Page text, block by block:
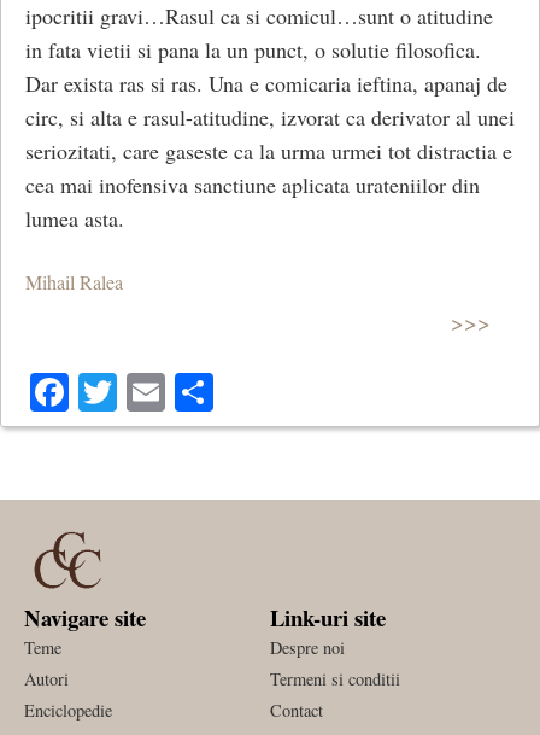
ipocritii gravi…Rasul ca si comicul…sunt o atitudine
in fata vietii si pana la un punct, o solutie filosofica.
Dar exista ras si ras. Una e comicaria ieftina, apanaj de
circ, si alta e rasul-atitudine, izvorat ca derivator al unei
seriozitati, care gaseste ca la urma urmei tot distractia e
cea mai inofensiva sanctiune aplicata urateniilor din
lumea asta.
Mihail Ralea
>>>
Facebook
Twitter
Email
Navigare site
Teme
Autori
Enciclopedie
Link-uri site
Despre noi
Termeni si conditii
Contact